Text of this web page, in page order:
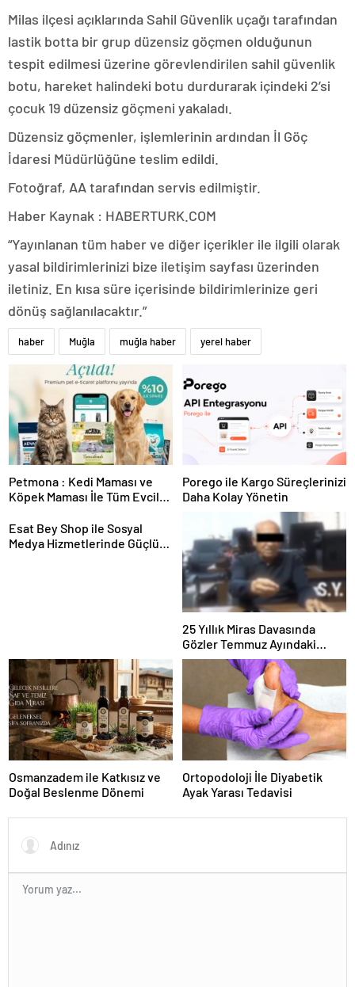
Milas ilçesi açıklarında Sahil Güvenlik uçağı tarafından
lastik botta bir grup düzensiz göçmen olduğunun
tespit edilmesi üzerine görevlendirilen sahil güvenlik
botu, hareket halindeki botu durdurarak içindeki 2’si
çocuk 19 düzensiz göçmeni yakaladı.
Düzensiz göçmenler, işlemlerinin ardından İl Göç
İdaresi Müdürlüğüne teslim edildi.
Fotoğraf, AA tarafından servis edilmiştir.
Haber Kaynak : HABERTURK.COM
“Yayınlanan tüm haber ve diğer içerikler ile ilgili olarak
yasal bildirimlerinizi bize iletişim sayfası üzerinden
iletiniz. En kısa süre içerisinde bildirimlerinize geri
dönüş sağlanılacaktır.”
haber Muğla muğla haber yerel haber
Petmona : Kedi Maması ve
Köpek Maması İle Tüm Evcil
Porego ile Kargo Süreçlerinizi
Daha Kolay Yönetin
Esat Bey Shop ile Sosyal
Medya Hizmetlerinde Güçlü
25 Yıllık Miras Davasında
Gözler Temmuz Ayındaki
Karar Duruşmasına Çevrildi
Osmanzadem ile Katkısız ve
Doğal Beslenme Dönemi
Ortopodoloji İle Diyabetik
Ayak Yarası Tedavisi